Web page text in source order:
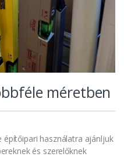
méretben
használatra ajánljuk
és szerelőknek